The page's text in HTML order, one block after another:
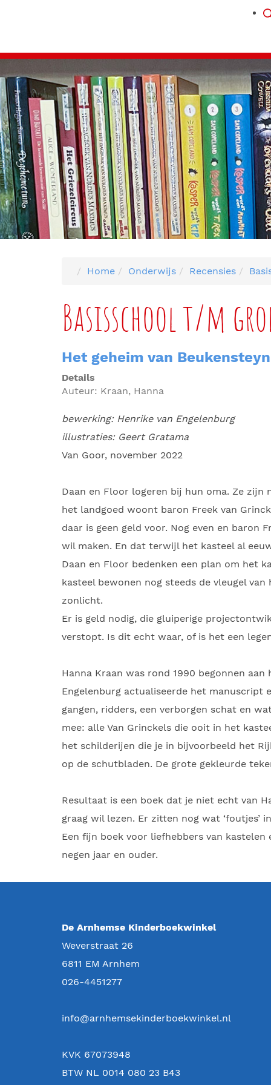
Home Onderwijs Recensies
Basisschool t/m
Het geheim van Beukensteyn
Details
Auteur: Kraan, Hanna
bewerking: Henrike van Engelenburg
illustraties: Geert Gratama
Van Goor, november 2022
Daan en Floor logeren bij hun oma. Ze
het landgoed woont baron Freek van
daar is geen geld voor. Nog even en baron
wil maken. En dat terwijl het kasteel al
Daan en Floor bedenken een plan om het
kasteel bewonen nog steeds de vleugel
zonlicht.
Er is geld nodig, die gluiperige
verstopt. Is dit echt waar, of is het een
Hanna Kraan was rond 1990 begonnen
Engelenburg actualiseerde het manuscript
gangen, ridders, een verborgen schat en
mee: alle Van Grinckels die ooit in het
het schilderijen die je in bijvoorbeeld het
op de schutbladen. De grote gekleurde
Resultaat is een boek dat je niet echt van
graag wil lezen. Er zitten nog wat ‘foutjes’
Een fijn boek voor liefhebbers van
negen jaar en ouder.
De Arnhemse Kinderboekwinkel
Weverstraat 26
6811 EM Arnhem
026-4451277
info@arnhemsekinderboekwinkel.nl
KVK 67073948
BTW NL 0014 080 23 B43